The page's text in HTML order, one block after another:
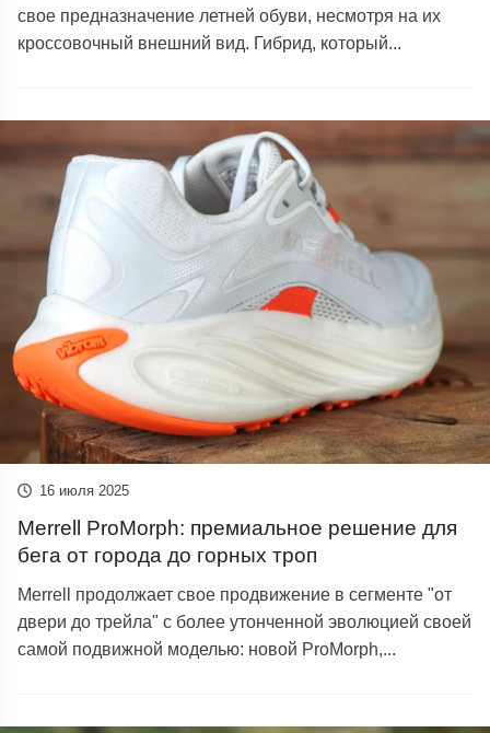
свое предназначение летней обуви, несмотря на их
кроссовочный внешний вид. Гибрид, который...
16 июля 2025
Merrell ProMorph: премиальное решение для
бега от города до горных троп
Merrell продолжает свое продвижение в сегменте "от
двери до трейла" с более утонченной эволюцией своей
самой подвижной моделью: новой ProMorph,...